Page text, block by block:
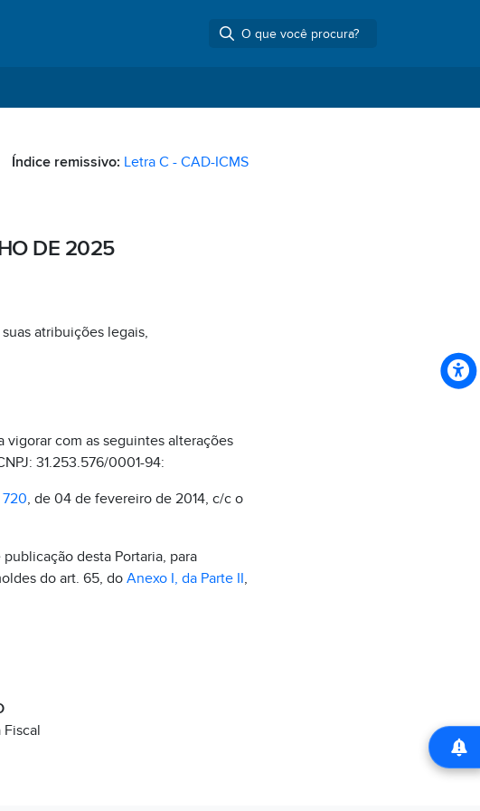
Índice remissivo: Letra C - CAD-ICMS
DE 2025
atribuições legais,
com as seguintes alterações
31.253.576/0001-94:
720, de 04 de fevereiro de 2014, c/c o
desta Portaria, para
do art. 65, do Anexo I, da Parte II,